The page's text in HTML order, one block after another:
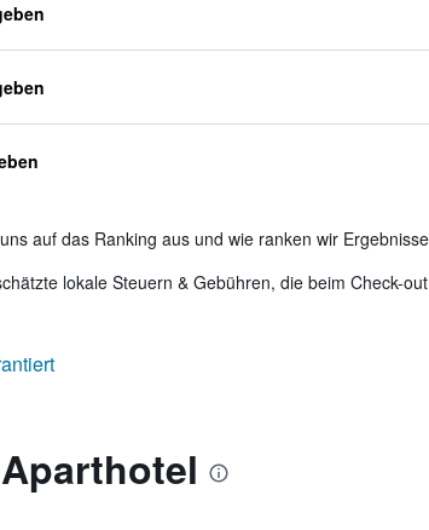
auf das Ranking aus und wie ranken wir
lokale Steuern & Gebühren, die beim Check-